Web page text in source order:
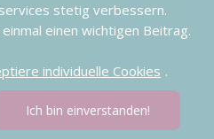
stetig verbessern.
einen wichtigen Beitrag.
individuelle Cookies .
Ich bin einverstanden!